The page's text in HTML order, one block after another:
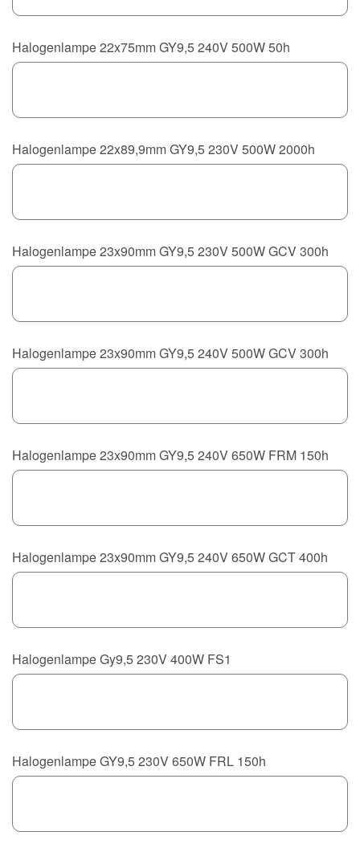
Halogenlampe 22x75mm GY9,5 240V 500W 50h
Halogenlampe 22x89,9mm GY9,5 230V 500W 2000h
Halogenlampe 23x90mm GY9,5 230V 500W GCV 300h
Halogenlampe 23x90mm GY9,5 240V 500W GCV 300h
Halogenlampe 23x90mm GY9,5 240V 650W FRM 150h
Halogenlampe 23x90mm GY9,5 240V 650W GCT 400h
Halogenlampe Gy9,5 230V 400W FS1
Halogenlampe GY9,5 230V 650W FRL 150h